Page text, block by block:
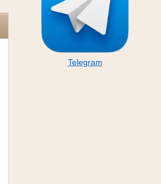
Telegram